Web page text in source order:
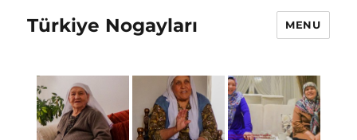
Türkiye Nogayları MENU